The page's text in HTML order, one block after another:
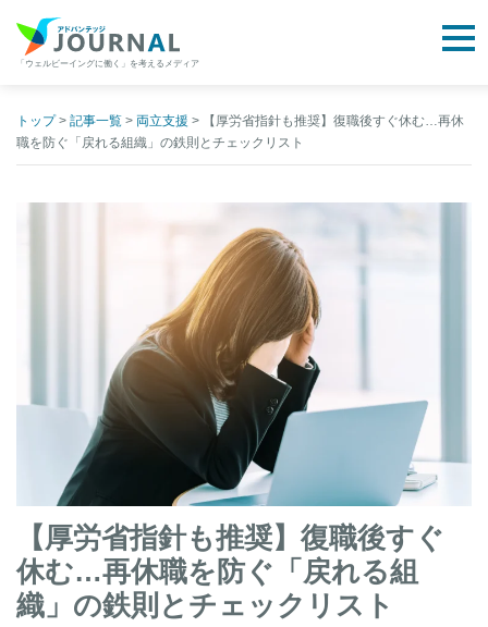
content
「ウェルビーイングに働く」を考えるメディア
トップ> 記事一覧 > 両立支援 >
【厚労省指針も推奨】復職後すぐ休む…再休
職を防ぐ「戻れる組織」の鉄則とチェックリスト
【厚労省指針も推奨】復職後すぐ
休む…再休職を防ぐ「戻れる組
織」の鉄則とチェックリスト